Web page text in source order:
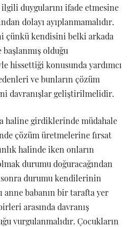
duygularını ifade etmesine
dolayı ayıplanmamalıdır.
çünkü kendisini belki arkada
olduğu
hissettiği konusunda yardımcı
ve bunların çözüm
davranışlar geliştirilmelidir.
haline girdiklerinde müdahale
çözüm üretmelerine fırsat
halinde iken onların
durumu doğuracağından
durumu kendilerinin
anne babanın bir tarafta yer
arasında davranış
vurgulanmalıdır. Çocukların